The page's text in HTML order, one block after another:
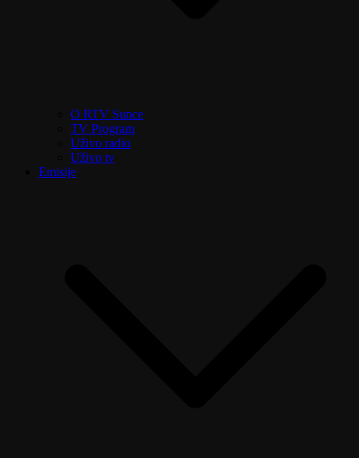
O RTV Sunce
TV Program
Uživo radio
Uživo tv
Emisije